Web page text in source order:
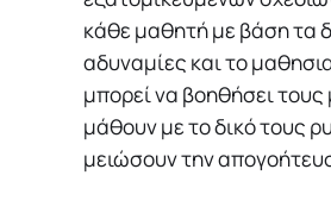
κάθε μαθητή με βάση τα
αδυναμίες και το
μπορεί να βοηθήσει
μάθουν με το δικό τους
μειώσουν την